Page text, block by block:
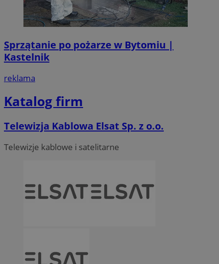
Sprzątanie po pożarze w Bytomiu |
Kastelnik
reklama
Katalog firm
Telewizja Kablowa Elsat Sp. z o.o.
Telewizje kablowe i satelitarne